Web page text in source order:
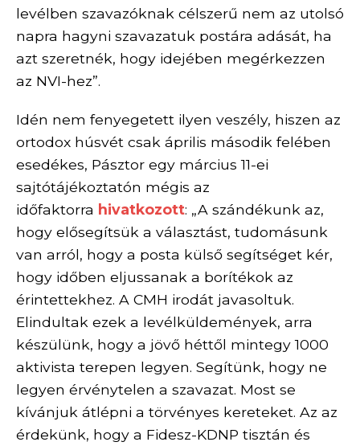
levélben szavazóknak célszerű nem az utolsó
napra hagyni szavazatuk postára adását, ha
azt szeretnék, hogy idejében megérkezzen
az NVI-hez”.
Idén nem fenyegetett ilyen veszély, hiszen az
ortodox húsvét csak április második felében
esedékes, Pásztor egy március 11-ei
sajtótájékoztatón mégis az
időfaktorra hivatkozott: „A szándékunk az,
hogy elősegítsük a választást, tudomásunk
van arról, hogy a posta külső segítséget kér,
hogy időben eljussanak a borítékok az
érintettekhez. A CMH irodát javasoltuk.
Elindultak ezek a levélküldemények, arra
készülünk, hogy a jövő héttől mintegy 1000
aktivista terepen legyen. Segítünk, hogy ne
legyen érvénytelen a szavazat. Most se
kívánjuk átlépni a törvényes kereteket. Az az
érdekünk, hogy a Fidesz-KDNP tisztán és